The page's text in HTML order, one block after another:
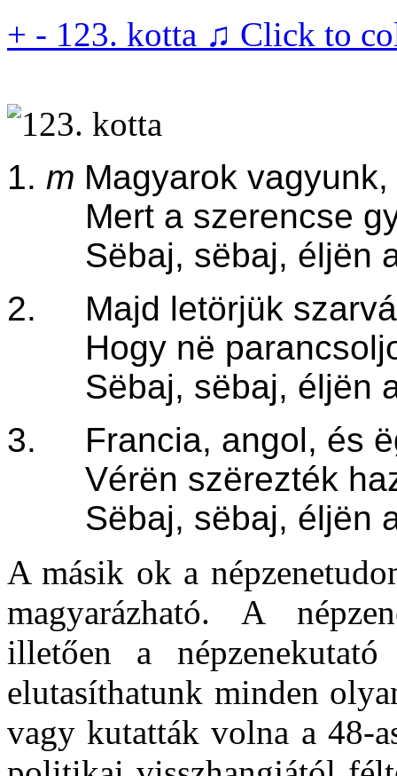
+ - 123. kotta ♫ Click to
1. m Magyarok
Mert a szerencse
Sëbaj, sëbaj, éljën a
2. Majd letörjük
Hogy në
Sëbaj, sëbaj, éljën a
3. Francia, angol, és
Vérën szërezték
Sëbaj, sëbaj, éljën a
A másik ok a
magyarázható. A
illetően a
elutasíthatunk minden
vagy kutatták volna a 48-